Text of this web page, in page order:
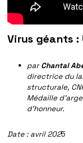
Virus géants :
par Chantal
directrice du
structurale,
Médaille
d’honneur.
Date : avril 2025